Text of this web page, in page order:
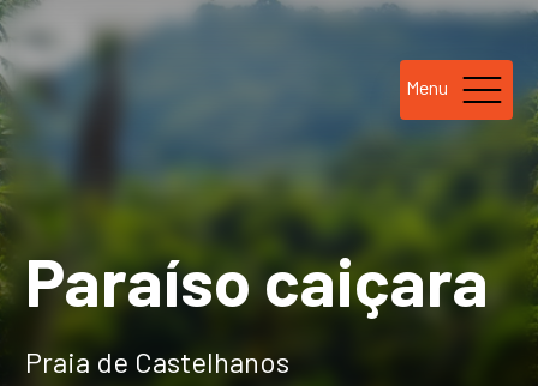
Menu
Paraíso caiçara
Praia de Castelhanos